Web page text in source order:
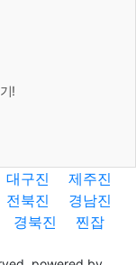
!
대구진
제주진
전북진
경남진
경북진
찐잡